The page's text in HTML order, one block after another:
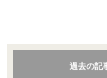
過去の記